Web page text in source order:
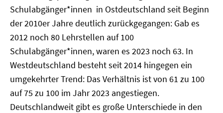
Schulabgänger*innen in Ostdeutschland seit Beginn
der 2010er Jahre deutlich zurückgegangen: Gab es
2012 noch 80 Lehrstellen auf 100
Schulabgänger*innen, waren es 2023 noch 63. In
Westdeutschland besteht seit 2014 hingegen ein
umgekehrter Trend: Das Verhältnis ist von 61 zu 100
auf 75 zu 100 im Jahr 2023 angestiegen.
Deutschlandweit gibt es große Unterschiede in den